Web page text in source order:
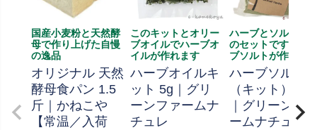
国産小麦粉と天然酵
母で作り上げた自慢
の逸品
オリジナル 天然
酵母食パン 1.5
斤｜かねこや
【常温／入荷
このキットとオリー
ブオイルでハーブオ
イルが作れます
ハーブオイルキ
ット 5g｜グリ
ーンファームナ
チュレ
ハーブとソルト、
のセットです、ハ
ブソルトが作れま
ハーブソルト
（キット） 70g
｜グリーンフ
ームナチュレ